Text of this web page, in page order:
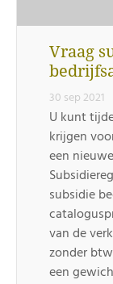
Vraag
30 sep 2021
U kunt
krijgen
een
subsidie
van de
zonder
een